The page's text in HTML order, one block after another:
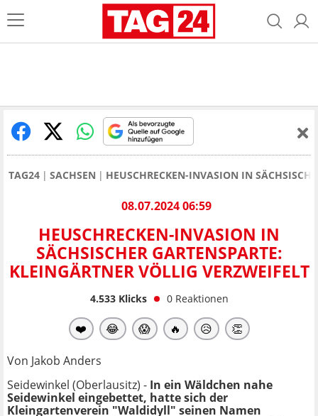
TAG24 SACHSEN HEUSCHRECKEN-INVASION IN
08.07.2024 06:59
HEUSCHRECKEN-INVASION IN
SÄCHSISCHER GARTENSPARTE:
KLEINGÄRTNER VÖLLIG VERZWEIFELT
4.533Klicks 0 Reaktionen
❤️ 😂 😱 🔥 😥 👏
Von Jakob Anders
Seidewinkel (Oberlausitz) - In ein Wäldchen nahe
Seidewinkel eingebettet, hatte sich der
Kleingartenverein "Waldidyll" seinen Namen